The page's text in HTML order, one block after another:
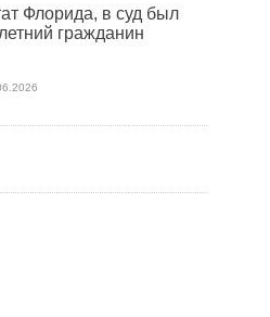
Флорида, в суд был
гражданин